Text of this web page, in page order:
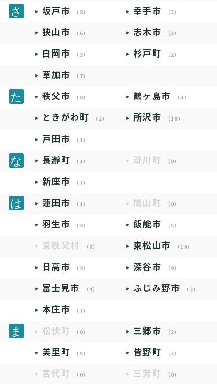
坂戸市 （8） 幸手市 （3）
狭山市 （6） 志木市 （3）
白岡市 （3） 杉戸町 （2）
草加市 （7）
秩父市 （8） 鶴ヶ島市 （3）
ときがわ町 （2） 所沢市 （18）
戸田市 （1）
長瀞町 （1） 滑川町 （0）
新座市 （7）
蓮田市 （1） 鳩山町 （0）
羽生市 （4） 飯能市 （5）
東秩父村 （0） 東松山市 （10）
日高市 （4） 深谷市 （9）
富士見市 （4） ふじみ野市 （3）
本庄市 （7）
松伏町 （0） 三郷市 （2）
美里町 （5） 皆野町 （2）
宮代町 （0） 三芳町 （0）